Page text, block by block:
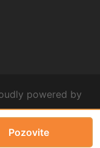
Pozovite
powered by